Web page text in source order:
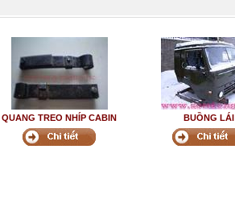
QUANG TREO NHÍP CABIN BUỒNG LÁI